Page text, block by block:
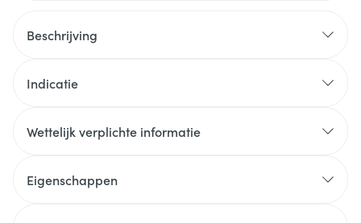
Beschrijving
Indicatie
Wettelijk verplichte informatie
Eigenschappen